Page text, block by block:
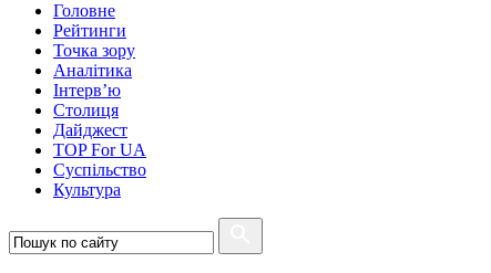
Головне
Рейтинги
Точка зору
Аналітика
Інтерв’ю
Столиця
Дайджест
TOP For UA
Суспiльство
Культура